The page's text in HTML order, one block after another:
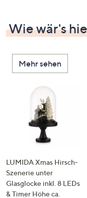
Wie wär's
Mehr sehen
LUMIDA Xmas Hirsch-
Szenerie unter
Glasglocke inkl. 8 LEDs
& Timer Höhe ca.